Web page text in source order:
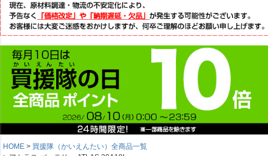
HOME
買援隊（かいえんたい）全商品一覧